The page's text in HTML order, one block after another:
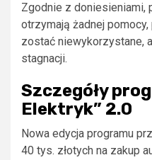
Zgodnie z doniesieniami,
otrzymają żadnej
zostać niewykorzystane,
stagnacji.
Szczegóły
Elektryk” 2.0
Nowa edycja programu
40 tys. złotych na zakup